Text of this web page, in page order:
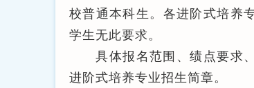
校普通本科生。各进阶式培养
学生无此要求。
具体报名范围、绩点要求
进阶式培养专业招生简章。